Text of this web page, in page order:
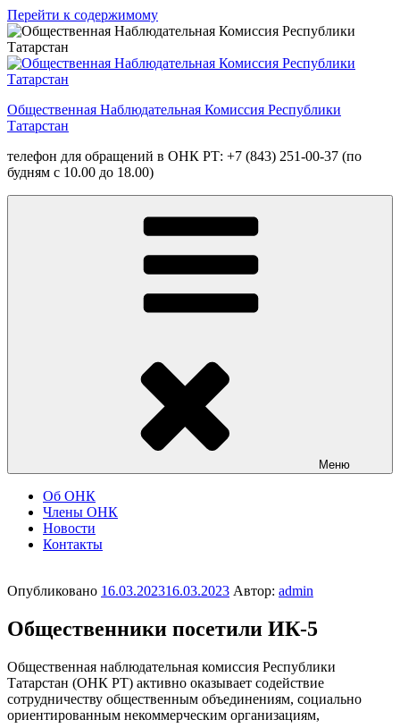
Перейти к содержимому
Общественная Наблюдательная Комиссия Республики
Татарстан
телефон для обращений в ОНК РТ: +7 (843) 251-00-37 (по
будням с 10.00 до 18.00)
Меню
Об ОНК
Члены ОНК
Новости
Контакты
Опубликовано 16.03.202316.03.2023 Автор: admin
Общественники посетили ИК-5
Общественная наблюдательная комиссия Республики
Татарстан (ОНК РТ) активно оказывает содействие
сотрудничеству общественным объединениям, социально
ориентированным некоммерческим организациям,